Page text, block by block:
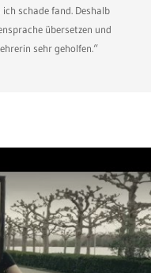
schade fand. Deshalb
übersetzen und
sehr geholfen.“